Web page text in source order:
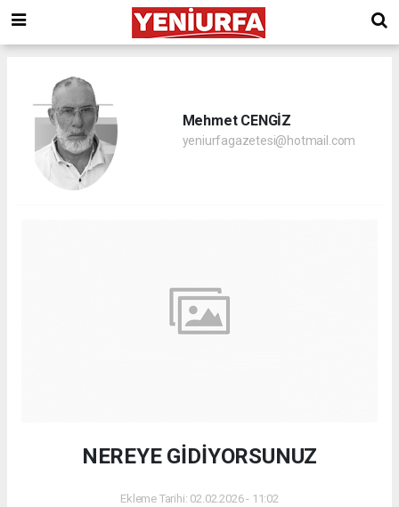
Mehmet CENGİZ
yeniurfagazetesi@hotmail.com
NEREYE GİDİYORSUNUZ
Ekleme Tarihi: 02.02.2026 - 11:02